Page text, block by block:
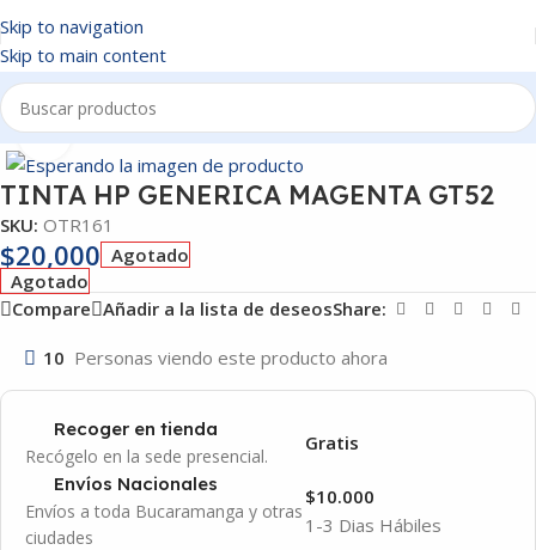
Skip to navigation
Skip to main content
Inicio/OTROS
Click to enlarge
TINTA HP GENERICA MAGENTA GT52
SKU: OTR161
$20,000 Agotado
Agotado
Compare Añadir a la lista de deseosShare:
10 Personas viendo este producto ahora
Recoger en tienda
Recógelo en la sede presencial.
Gratis
Envíos Nacionales
Envíos a toda Bucaramanga y otras
ciudades
1-3 Dias Hábiles
$10.000